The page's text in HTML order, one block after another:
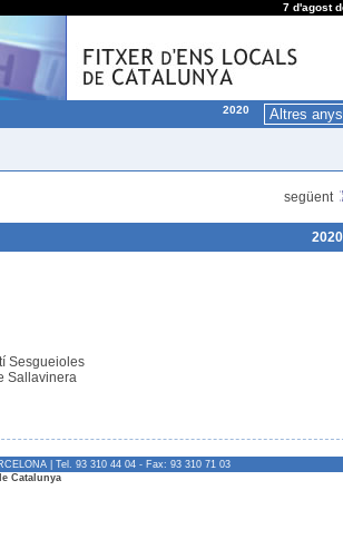
7 d'agost
2020
següent
2020
Sesgueioles
Sallavinera
| Tel. 93 310 44 04 - Fax: 93 310 71 03
Catalunya